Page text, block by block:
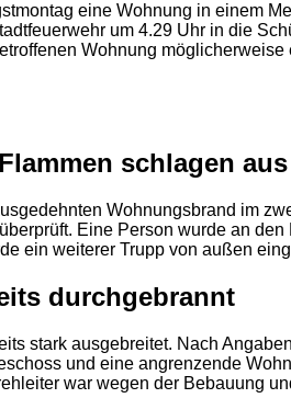
eine Wohnung in einem
um 4.29 Uhr in die
Wohnung
schlagen
Wohnungsbrand im
Eine Person wurde an
ein weiterer Trupp von außen
durchgebrannt
stark ausgebreitet. Nach
und eine angrenzende
war wegen der Bebauung